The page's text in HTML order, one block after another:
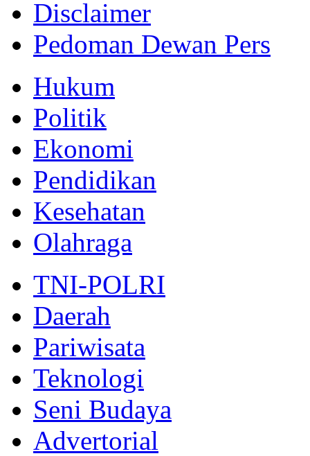
Disclaimer
Pedoman Dewan Pers
Hukum
Politik
Ekonomi
Pendidikan
Kesehatan
Olahraga
TNI-POLRI
Daerah
Pariwisata
Teknologi
Seni Budaya
Advertorial